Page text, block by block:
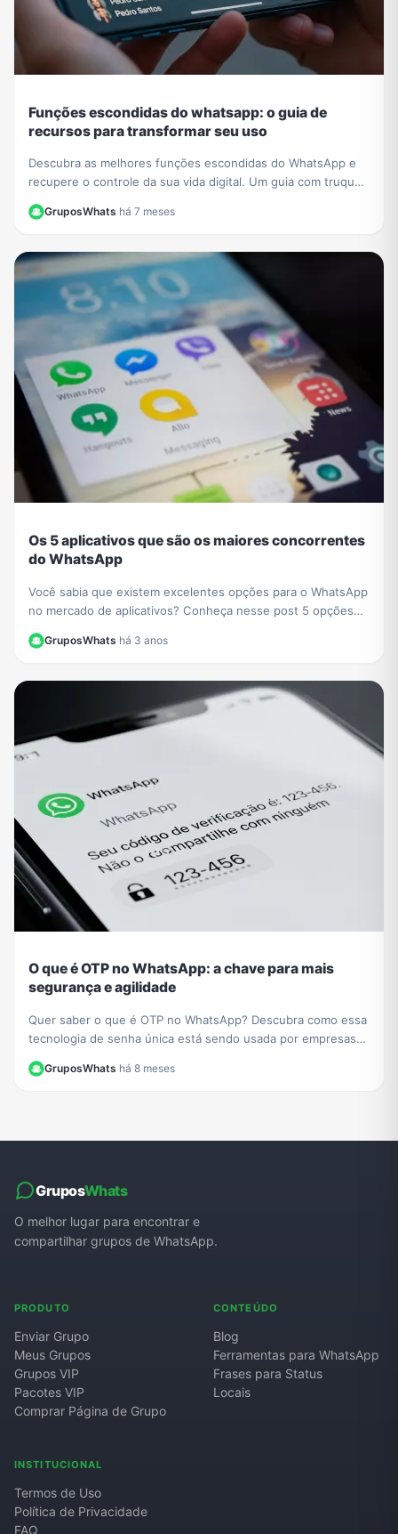
Funções escondidas do whatsapp: o guia de
recursos para transformar seu uso
Descubra as melhores funções escondidas do WhatsApp e
recupere o controle da sua vida digital. Um guia com truques
de privacidade e organização.
GruposWhats·há 7 meses
Os 5 aplicativos que são os maiores concorrentes
do WhatsApp
Você sabia que existem excelentes opções para o WhatsApp
no mercado de aplicativos? Conheça nesse post 5 opções
WhatsApp!
GruposWhats·há 3 anos
O que é OTP no WhatsApp: a chave para mais
segurança e agilidade
Quer saber o que é OTP no WhatsApp? Descubra como essa
tecnologia de senha única está sendo usada por empresas
GruposWhats·há 8 meses
GruposWhats
O melhor lugar para encontrar e
compartilhar grupos de WhatsApp.
PRODUTO
Enviar Grupo
Meus Grupos
Grupos VIP
Pacotes VIP
Comprar Página de Grupo
CONTEÚDO
Blog
Ferramentas para WhatsApp
Frases para Status
Locais
INSTITUCIONAL
Termos de Uso
Política de Privacidade
FAQ